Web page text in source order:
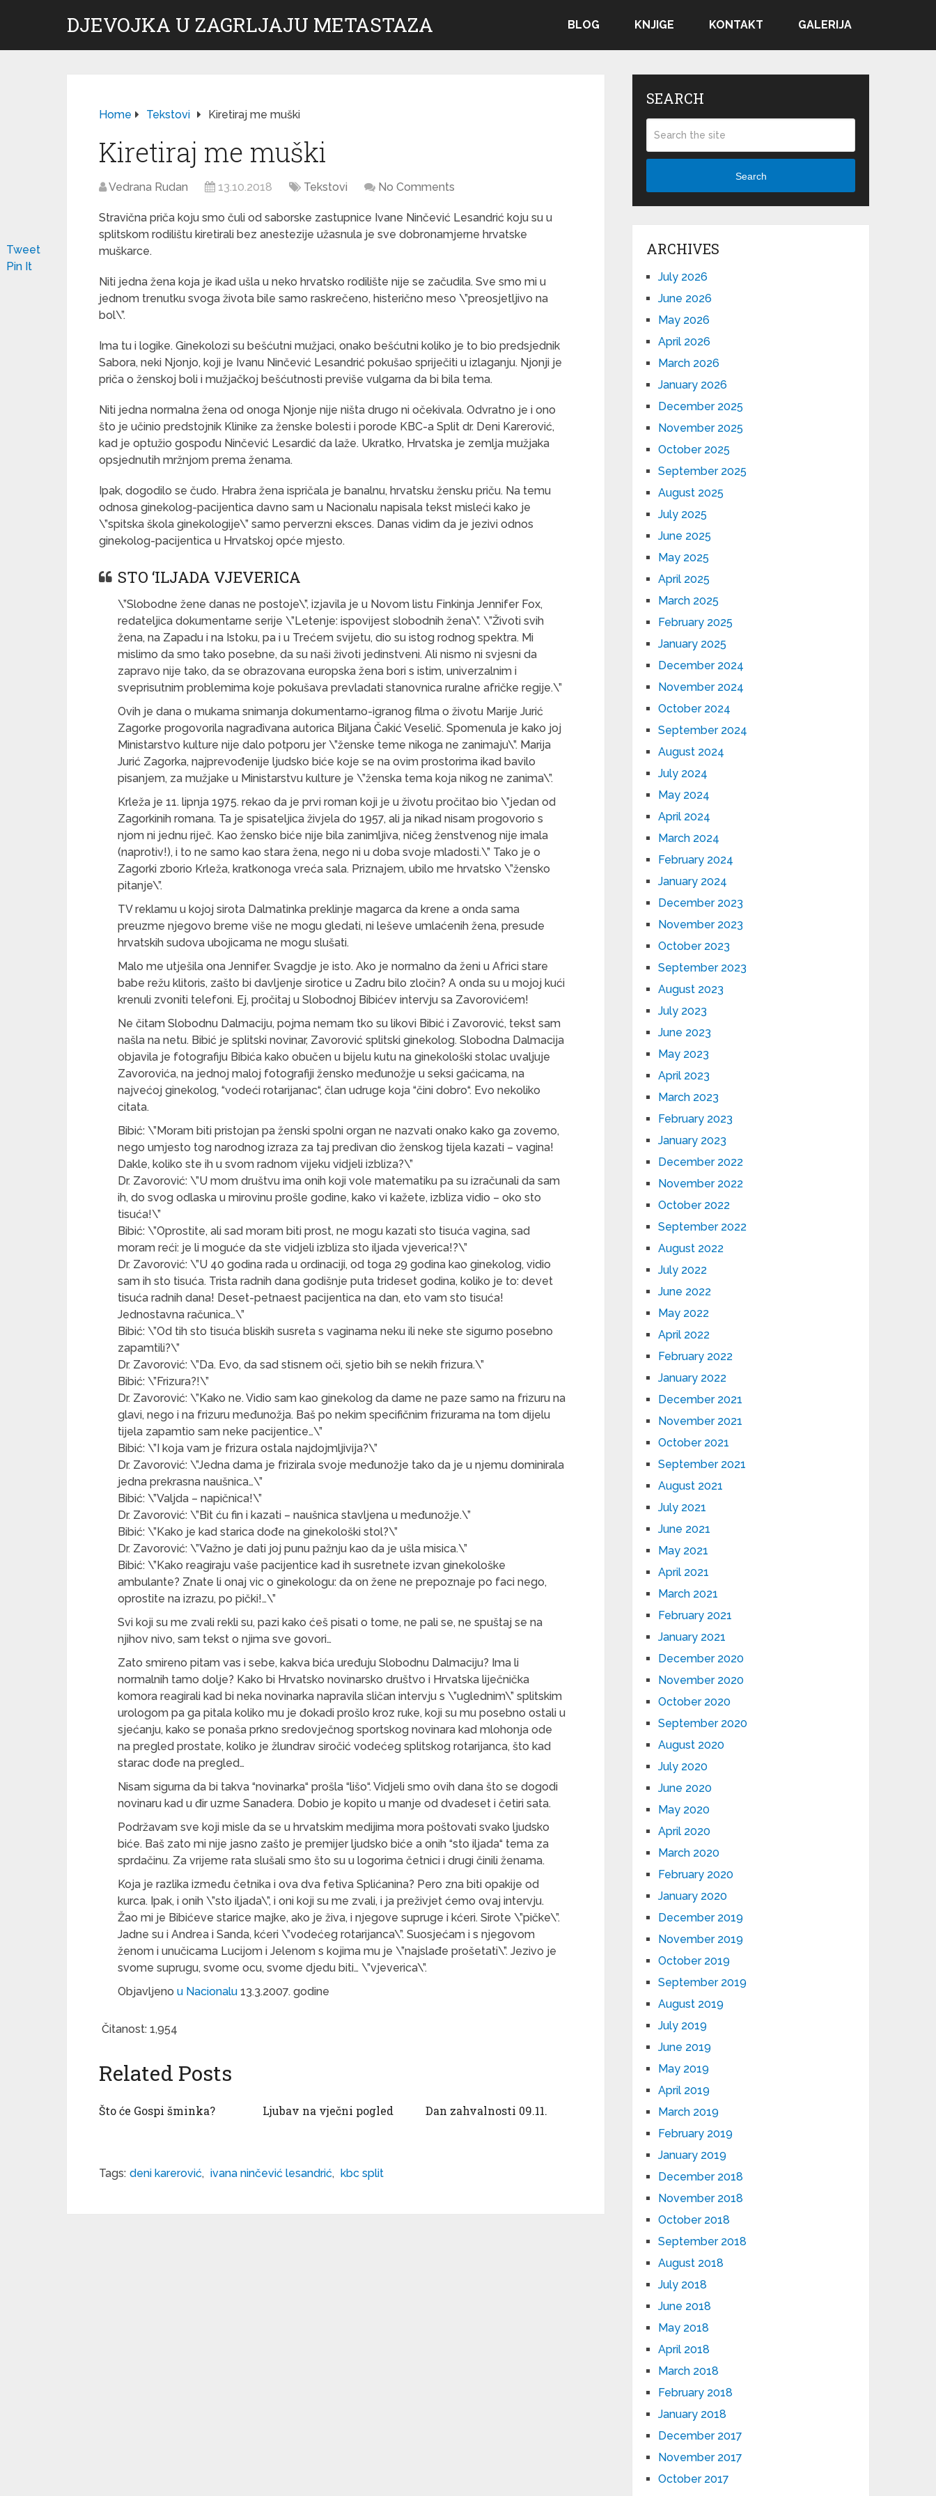
DJEVOJKA U ZAGRLJAJU METASTAZA BLOG KNJIGE KONTAKT GALERIJA
Home Tekstovi Kiretiraj me muški
Kiretiraj me muški
Vedrana Rudan 13.10.2018 Tekstovi No Comments
Stravična priča koju smo čuli od saborske zastupnice Ivane Ninčević Lesandrić koju su u
splitskom rodilištu kiretirali bez anestezije užasnula je sve dobronamjerne hrvatske
muškarce.
Niti jedna žena koja je ikad ušla u neko hrvatsko rodilište nije se začudila. Sve smo mi u
jednom trenutku svoga života bile samo raskrečeno, histerično meso \”preosjetljivo na
bol\”.
Ima tu i logike. Ginekolozi su bešćutni mužjaci, onako bešćutni koliko je to bio predsjednik
Sabora, neki Njonjo, koji je Ivanu Ninčević Lesandrić pokušao spriječiti u izlaganju. Njonji je
priča o ženskoj boli i mužjačkoj bešćutnosti previše vulgarna da bi bila tema.
Niti jedna normalna žena od onoga Njonje nije ništa drugo ni očekivala. Odvratno je i ono
što je učinio predstojnik Klinike za ženske bolesti i porode KBC-a Split dr. Deni Karerović,
kad je optužio gospođu Ninčević Lesardić da laže. Ukratko, Hrvatska je zemlja mužjaka
opsjednutih mržnjom prema ženama.
Ipak, dogodilo se čudo. Hrabra žena ispričala je banalnu, hrvatsku žensku priču. Na temu
odnosa ginekolog-pacijentica davno sam u Nacionalu napisala tekst misleći kako je
\”spitska škola ginekologije\” samo perverzni eksces. Danas vidim da je jezivi odnos
ginekolog-pacijentica u Hrvatskoj opće mjesto.
STO ‘ILJADA VJEVERICA
\”Slobodne žene danas ne postoje\”, izjavila je u Novom listu Finkinja Jennifer Fox,
redateljica dokumentarne serije \”Letenje: ispovijest slobodnih žena\”. \”Životi svih
žena, na Zapadu i na Istoku, pa i u Trećem svijetu, dio su istog rodnog spektra. Mi
mislimo da smo tako posebne, da su naši životi jedinstveni. Ali nismo ni svjesni da
zapravo nije tako, da se obrazovana europska žena bori s istim, univerzalnim i
sveprisutnim problemima koje pokušava prevladati stanovnica ruralne afričke regije.\”
Ovih je dana o mukama snimanja dokumentarno-igranog filma o životu Marije Jurić
Zagorke progovorila nagrađivana autorica Biljana Čakić Veselič. Spomenula je kako joj
Ministarstvo kulture nije dalo potporu jer \”ženske teme nikoga ne zanimaju\”. Marija
Jurić Zagorka, najprevođenije ljudsko biće koje se na ovim prostorima ikad bavilo
pisanjem, za mužjake u Ministarstvu kulture je \”ženska tema koja nikog ne zanima\”.
Krleža je 11. lipnja 1975. rekao da je prvi roman koji je u životu pročitao bio \”jedan od
Zagorkinih romana. Ta je spisateljica živjela do 1957, ali ja nikad nisam progovorio s
njom ni jednu riječ. Kao žensko biće nije bila zanimljiva, ničeg ženstvenog nije imala
(naprotiv!), i to ne samo kao stara žena, nego ni u doba svoje mladosti.\” Tako je o
Zagorki zborio Krleža, kratkonoga vreća sala. Priznajem, ubilo me hrvatsko \”žensko
pitanje\”.
TV reklamu u kojoj sirota Dalmatinka preklinje magarca da krene a onda sama
preuzme njegovo breme više ne mogu gledati, ni leševe umlaćenih žena, presude
hrvatskih sudova ubojicama ne mogu slušati.
Malo me utješila ona Jennifer. Svagdje je isto. Ako je normalno da ženi u Africi stare
babe režu klitoris, zašto bi davljenje sirotice u Zadru bilo zločin? A onda su u mojoj kući
krenuli zvoniti telefoni. Ej, pročitaj u Slobodnoj Bibićev intervju sa Zavorovićem!
Ne čitam Slobodnu Dalmaciju, pojma nemam tko su likovi Bibić i Zavorović, tekst sam
našla na netu. Bibić je splitski novinar, Zavorović splitski ginekolog. Slobodna Dalmacija
objavila je fotografiju Bibića kako obučen u bijelu kutu na ginekološki stolac uvaljuje
Zavorovića, na jednoj maloj fotografiji žensko međunožje u seksi gaćicama, na
najvećoj ginekolog, “vodeći rotarijanac“, član udruge koja “čini dobro“. Evo nekoliko
citata.
Bibić: \”Moram biti pristojan pa ženski spolni organ ne nazvati onako kako ga zovemo,
nego umjesto tog narodnog izraza za taj predivan dio ženskog tijela kazati – vagina!
Dakle, koliko ste ih u svom radnom vijeku vidjeli izbliza?\”
Dr. Zavorović: \”U mom društvu ima onih koji vole matematiku pa su izračunali da sam
ih, do svog odlaska u mirovinu prošle godine, kako vi kažete, izbliza vidio – oko sto
tisuća!\”
Bibić: \”Oprostite, ali sad moram biti prost, ne mogu kazati sto tisuća vagina, sad
moram reći: je li moguće da ste vidjeli izbliza sto iljada vjeverica!?\”
Dr. Zavorović: \”U 40 godina rada u ordinaciji, od toga 29 godina kao ginekolog, vidio
sam ih sto tisuća. Trista radnih dana godišnje puta trideset godina, koliko je to: devet
tisuća radnih dana! Deset-petnaest pacijentica na dan, eto vam sto tisuća!
Jednostavna računica…\”
Bibić: \”Od tih sto tisuća bliskih susreta s vaginama neku ili neke ste sigurno posebno
zapamtili?\”
Dr. Zavorović: \”Da. Evo, da sad stisnem oči, sjetio bih se nekih frizura.\”
Bibić: \”Frizura?!\”
Dr. Zavorović: \”Kako ne. Vidio sam kao ginekolog da dame ne paze samo na frizuru na
glavi, nego i na frizuru međunožja. Baš po nekim specifičnim frizurama na tom dijelu
tijela zapamtio sam neke pacijentice…\”
Bibić: \”I koja vam je frizura ostala najdojmljivija?\”
Dr. Zavorović: \”Jedna dama je frizirala svoje međunožje tako da je u njemu dominirala
jedna prekrasna naušnica…\”
Bibić: \”Valjda – napičnica!\”
Dr. Zavorović: \”Bit ću fin i kazati – naušnica stavljena u međunožje.\”
Bibić: \”Kako je kad starica dođe na ginekološki stol?\”
Dr. Zavorović: \”Važno je dati joj punu pažnju kao da je ušla misica.\”
Bibić: \”Kako reagiraju vaše pacijentice kad ih susretnete izvan ginekološke
ambulante? Znate li onaj vic o ginekologu: da on žene ne prepoznaje po faci nego,
oprostite na izrazu, po pički!…\”
Svi koji su me zvali rekli su, pazi kako ćeš pisati o tome, ne pali se, ne spuštaj se na
njihov nivo, sam tekst o njima sve govori…
Zato smireno pitam vas i sebe, kakva bića uređuju Slobodnu Dalmaciju? Ima li
normalnih tamo dolje? Kako bi Hrvatsko novinarsko društvo i Hrvatska liječnička
komora reagirali kad bi neka novinarka napravila sličan intervju s \”uglednim\” splitskim
urologom pa ga pitala koliko mu je đokadi prošlo kroz ruke, koji su mu posebno ostali u
sjećanju, kako se ponaša prkno sredovječnog sportskog novinara kad mlohonja ode
na pregled prostate, koliko je žlundrav siročić vodećeg splitskog rotarijanca, što kad
starac dođe na pregled…
Nisam sigurna da bi takva “novinarka“ prošla “lišo“. Vidjeli smo ovih dana što se dogodi
novinaru kad u đir uzme Sanadera. Dobio je kopito u manje od dvadeset i četiri sata.
Podržavam sve koji misle da se u hrvatskim medijima mora poštovati svako ljudsko
biće. Baš zato mi nije jasno zašto je premijer ljudsko biće a onih “sto iljada“ tema za
sprdačinu. Za vrijeme rata slušali smo što su u logorima četnici i drugi činili ženama.
Koja je razlika između četnika i ova dva fetiva Splićanina? Pero zna biti opakije od
kurca. Ipak, i onih \”sto iljada\”, i oni koji su me zvali, i ja preživjet ćemo ovaj intervju.
Žao mi je Bibićeve starice majke, ako je živa, i njegove supruge i kćeri. Sirote \”pičke\”.
Jadne su i Andrea i Sanda, kćeri \”vodećeg rotarijanca\”. Suosjećam i s njegovom
ženom i unučicama Lucijom i Jelenom s kojima mu je \”najslađe prošetati\”. Jezivo je
svome suprugu, svome ocu, svome djedu biti… \”vjeverica\”.
Objavljeno u Nacionalu 13.3.2007. godine
Čitanost: 1,954
Tweet
Pin It
Related Posts
Što će Gospi šminka? Ljubav na vječni pogled Dan zahvalnosti 09.11.
Tags: deni karerović, ivana ninčević lesandrić, kbc split
SEARCH
Search
ARCHIVES
July 2026
June 2026
May 2026
April 2026
March 2026
January 2026
December 2025
November 2025
October 2025
September 2025
August 2025
July 2025
June 2025
May 2025
April 2025
March 2025
February 2025
January 2025
December 2024
November 2024
October 2024
September 2024
August 2024
July 2024
May 2024
April 2024
March 2024
February 2024
January 2024
December 2023
November 2023
October 2023
September 2023
August 2023
July 2023
June 2023
May 2023
April 2023
March 2023
February 2023
January 2023
December 2022
November 2022
October 2022
September 2022
August 2022
July 2022
June 2022
May 2022
April 2022
February 2022
January 2022
December 2021
November 2021
October 2021
September 2021
August 2021
July 2021
June 2021
May 2021
April 2021
March 2021
February 2021
January 2021
December 2020
November 2020
October 2020
September 2020
August 2020
July 2020
June 2020
May 2020
April 2020
March 2020
February 2020
January 2020
December 2019
November 2019
October 2019
September 2019
August 2019
July 2019
June 2019
May 2019
April 2019
March 2019
February 2019
January 2019
December 2018
November 2018
October 2018
September 2018
August 2018
July 2018
June 2018
May 2018
April 2018
March 2018
February 2018
January 2018
December 2017
November 2017
October 2017